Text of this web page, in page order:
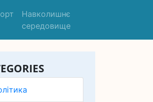
Навколишнє
середовище